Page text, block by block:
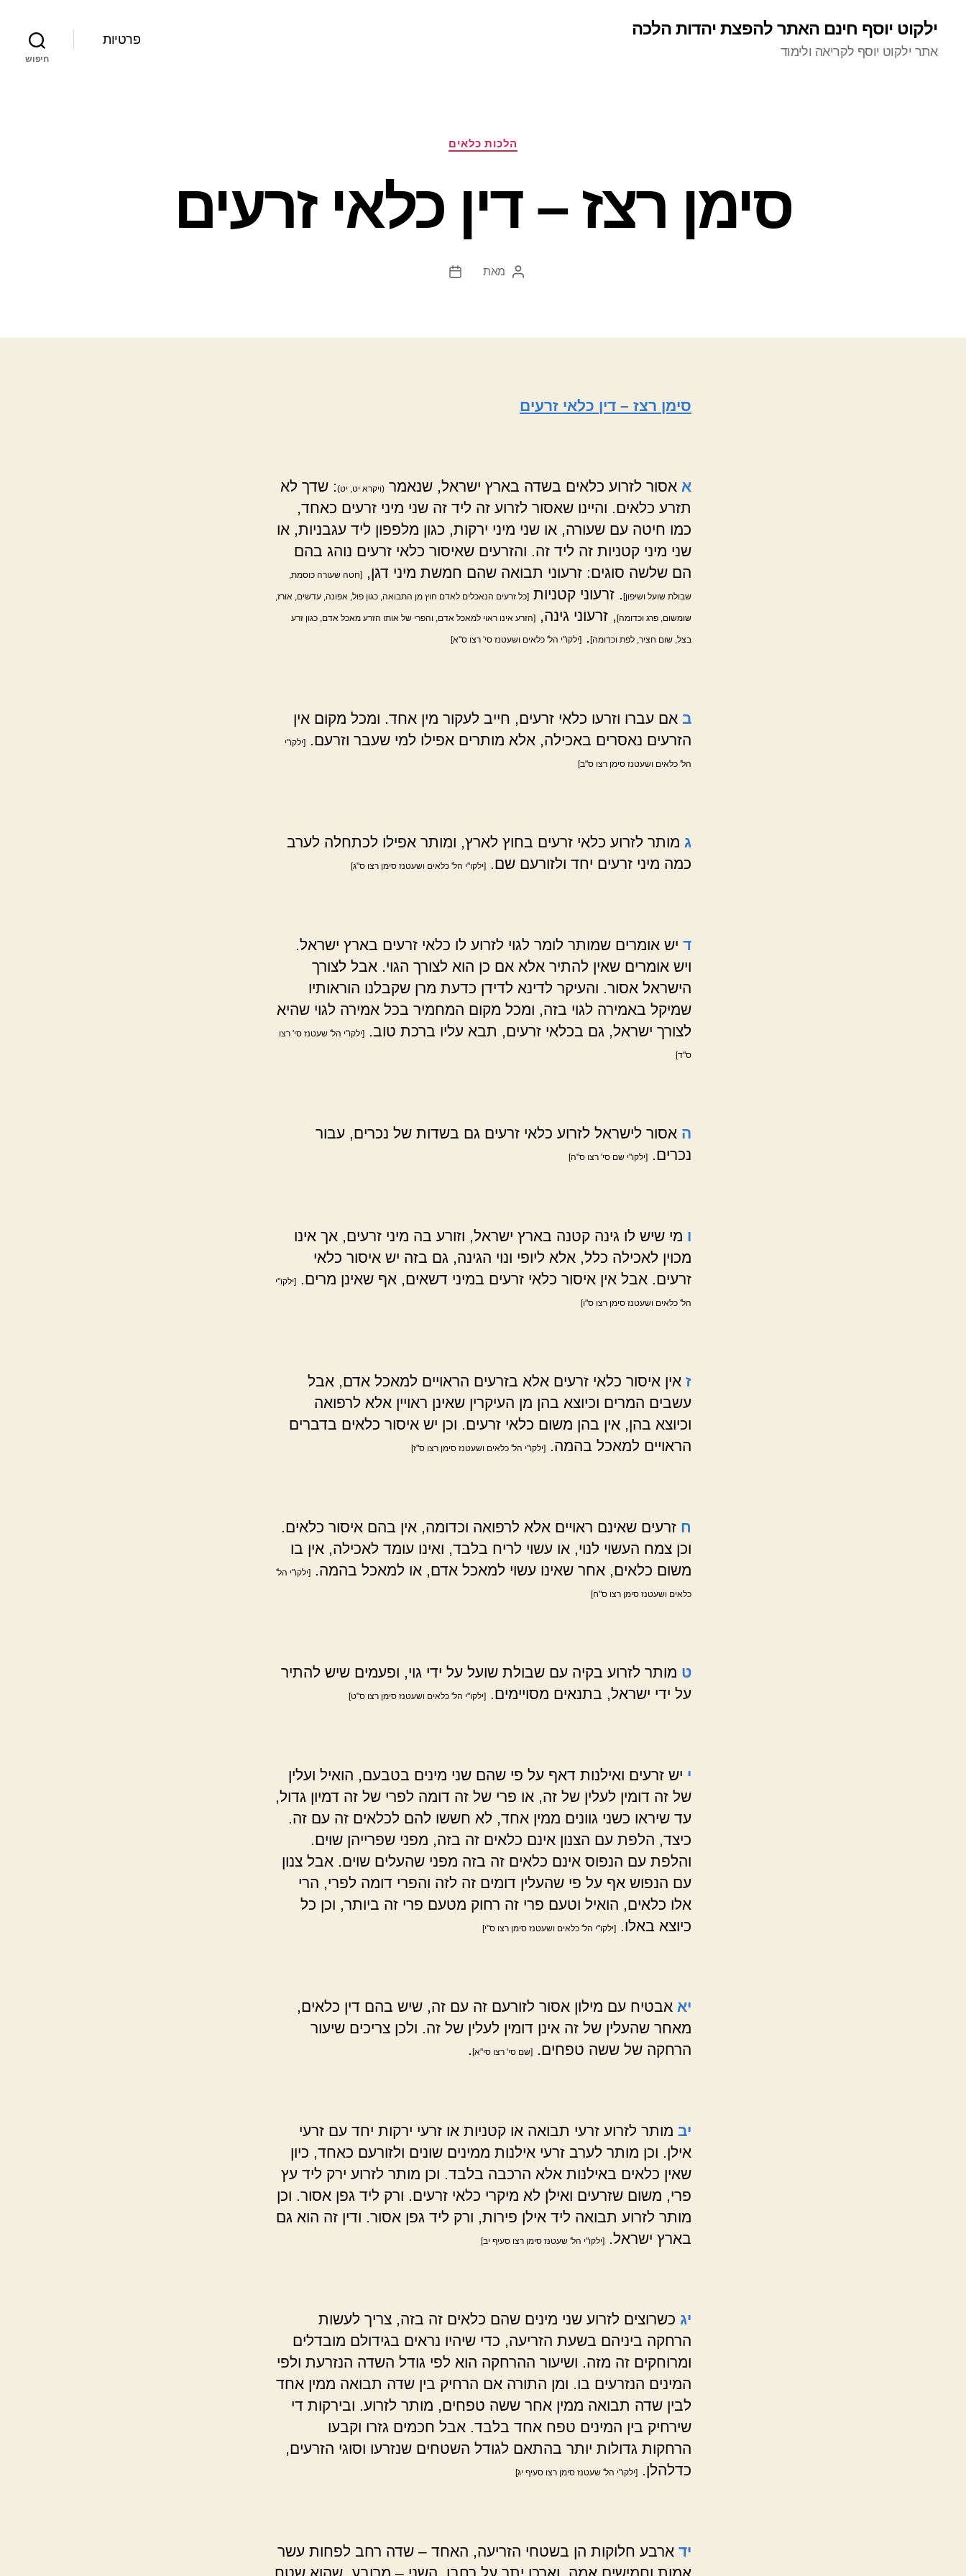
ילקוט יוסף חינם האתר להפצת יהדות הלכה
אתר ילקוט יוסף לקריאה ולימוד
פרטיות
חיפוש
קטגוריות
הלכות כלאים
סימן רצז – דין כלאי זרעים
המחבר
מאת
תאריך
סימן רצז – דין כלאי זרעים
א אסור לזרוע כלאים בשדה בארץ ישראל, שנאמר (ויקרא יט, יט): שדך לא
תזרע כלאים. והיינו שאסור לזרוע זה ליד זה שני מיני זרעים כאחד,
כמו חיטה עם שעורה, או שני מיני ירקות, כגון מלפפון ליד עגבניות, או
שני מיני קטניות זה ליד זה. והזרעים שאיסור כלאי זרעים נוהג בהם
הם שלשה סוגים: זרעוני תבואה שהם חמשת מיני דגן,
[חטה שעורה כוסמת,
שבולת שועל ושיפון] . זרעוני קטניות [כל זרעים הנאכלים לאדם חוץ מן התבואה, כגון פול, אפונה, עדשים, אורז,
שומשום, פרג וכדומה] , זרעוני גינה, [הזרע אינו ראוי למאכל אדם, והפרי של אותו הזרע מאכל אדם, כגון זרע
בצל, שום חציר, לפת וכדומה] . [ילקו"י הל' כלאים ושעטנז סי' רצו ס"א]
ב אם עברו וזרעו כלאי זרעים, חייב לעקור מין אחד. ומכל מקום אין
הזרעים נאסרים באכילה, אלא מותרים אפילו למי שעבר וזרעם.
[ילקו"י
הל' כלאים ושעטנז סימן רצו ס"ב]
ג מותר לזרוע כלאי זרעים בחוץ לארץ, ומותר אפילו לכתחלה לערב
כמה מיני זרעים יחד ולזורעם שם.
[ילקו"י הל' כלאים ושעטנז סימן רצו ס"ג]
ד יש אומרים שמותר לומר לגוי לזרוע לו כלאי זרעים בארץ ישראל.
ויש אומרים שאין להתיר אלא אם כן הוא לצורך הגוי. אבל לצורך
הישראל אסור. והעיקר לדינא לדידן כדעת מרן שקבלנו הוראותיו
שמיקל באמירה לגוי בזה, ומכל מקום המחמיר בכל אמירה לגוי שהיא
לצורך ישראל, גם בכלאי זרעים, תבא עליו ברכת טוב.
[ילקו"י הל' שעטנז סי' רצו
ס"ד]
ה אסור לישראל לזרוע כלאי זרעים גם בשדות של נכרים, עבור
נכרים.
[ילקו"י שם סי' רצו ס"ה]
ו מי שיש לו גינה קטנה בארץ ישראל, וזורע בה מיני זרעים, אך אינו
מכוין לאכילה כלל, אלא ליופי ונוי הגינה, גם בזה יש איסור כלאי
זרעים. אבל אין איסור כלאי זרעים במיני דשאים, אף שאינן מרים.
[ילקו"י
הל' כלאים ושעטנז סימן רצו ס"ו]
ז אין איסור כלאי זרעים אלא בזרעים הראויים למאכל אדם, אבל
עשבים המרים וכיוצא בהן מן העיקרין שאינן ראויין אלא לרפואה
וכיוצא בהן, אין בהן משום כלאי זרעים. וכן יש איסור כלאים בדברים
הראויים למאכל בהמה.
[ילקו"י הל' כלאים ושעטנז סימן רצו ס"ז]
ח זרעים שאינם ראויים אלא לרפואה וכדומה, אין בהם איסור כלאים.
וכן צמח העשוי לנוי, או עשוי לריח בלבד, ואינו עומד לאכילה, אין בו
משום כלאים, אחר שאינו עשוי למאכל אדם, או למאכל בהמה.
[ילקו"י הל'
כלאים ושעטנז סימן רצו ס"ח]
ט מותר לזרוע בקיה עם שבולת שועל על ידי גוי, ופעמים שיש להתיר
על ידי ישראל, בתנאים מסויימים.
[ילקו"י הל' כלאים ושעטנז סימן רצו ס"ט]
י יש זרעים ואילנות דאף על פי שהם שני מינים בטבעם, הואיל ועלין
של זה דומין לעלין של זה, או פרי של זה דומה לפרי של זה דמיון גדול,
עד שיראו כשני גוונים ממין אחד, לא חששו להם לכלאים זה עם זה.
כיצד, הלפת עם הצנון אינם כלאים זה בזה, מפני שפרייהן שוים.
והלפת עם הנפוס אינם כלאים זה בזה מפני שהעלים שוים. אבל צנון
עם הנפוש אף על פי שהעלין דומים זה לזה והפרי דומה לפרי, הרי
אלו כלאים, הואיל וטעם פרי זה רחוק מטעם פרי זה ביותר, וכן כל
כיוצא באלו.
[ילקו"י הל' כלאים ושעטנז סימן רצו ס"י]
יא אבטיח עם מילון אסור לזורעם זה עם זה, שיש בהם דין כלאים,
מאחר שהעלין של זה אינן דומין לעלין של זה. ולכן צריכים שיעור
הרחקה של ששה טפחים.
[שם סי' רצו סי"א] .
יב מותר לזרוע זרעי תבואה או קטניות או זרעי ירקות יחד עם זרעי
אילן. וכן מותר לערב זרעי אילנות ממינים שונים ולזורעם כאחד, כיון
שאין כלאים באילנות אלא הרכבה בלבד. וכן מותר לזרוע ירק ליד עץ
פרי, משום שזרעים ואילן לא מיקרי כלאי זרעים. ורק ליד גפן אסור. וכן
מותר לזרוע תבואה ליד אילן פירות, ורק ליד גפן אסור. ודין זה הוא גם
בארץ ישראל.
[ילקו"י הל' שעטנז סימן רצו סעיף יב]
יג כשרוצים לזרוע שני מינים שהם כלאים זה בזה, צריך לעשות
הרחקה ביניהם בשעת הזריעה, כדי שיהיו נראים בגידולם מובדלים
ומרוחקים זה מזה. ושיעור ההרחקה הוא לפי גודל השדה הנזרעת ולפי
המינים הנזרעים בו. ומן התורה אם הרחיק בין שדה תבואה ממין אחד
לבין שדה תבואה ממין אחר ששה טפחים, מותר לזרוע. ובירקות די
שירחיק בין המינים טפח אחד בלבד. אבל חכמים גזרו וקבעו
הרחקות גדולות יותר בהתאם לגודל השטחים שנזרעו וסוגי הזרעים,
כדלהלן.
[ילקו"י הל' שעטנז סימן רצו סעיף יג]
יד ארבע חלוקות הן בשטחי הזריעה, האחד – שדה רחב לפחות עשר
אמות וחמישים אמה, וארכו יתר על רחבו. השני – מרובע, שהוא שטח